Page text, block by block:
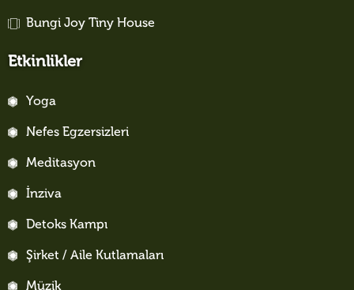
Bungi Joy Tiny House
Etkinlikler
Yoga
Nefes Egzersizleri
Meditasyon
İnziva
Detoks Kampı
Şirket / Aile Kutlamaları
Müzik